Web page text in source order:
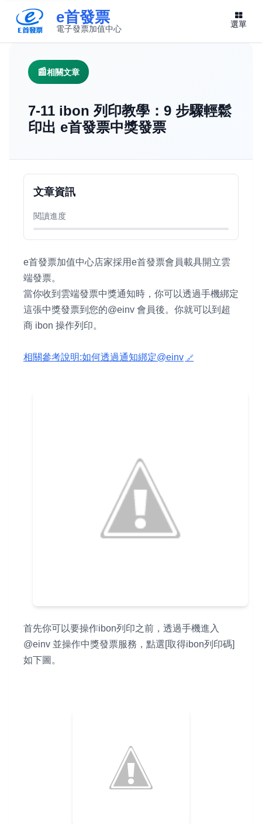
e首發票
電子發票加值中心 選單
相關文章
7-11 ibon 列印教學：9 步驟輕鬆
印出 e首發票中獎發票
e首發票加值中心店家採用e首發票會員載具開立雲
端發票。
當你收到雲端發票中獎通知時，你可以透過手機綁定
這張中獎發票到您的@einv 會員後。你就可以到超
商 ibon 操作列印。
相關參考說明:如何透過通知綁定@einv
首先你可以要操作ibon列印之前，透過手機進入
@einv 並操作中獎發票服務，點選[取得ibon列印碼]
如下圖。
文章資訊
閱讀進度